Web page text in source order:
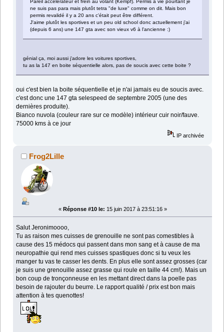
ne suis pas para mais plutôt tetra "de luxe" comme on dit. Mais bon
permis revalidé il y a 20 ans c'était peut être différent.
J'aime plutôt les sportives et un peu old school donc actuellement j'ai
(depuis 6 ans) une 147 gta avec son vieux v6 à l'ancienne :)
génial ça, moi aussi j'adore les voitures sportives,
tu as la 147 en boite séquentielle alors, pas de soucis avec cette boite ?
oui c'est bien la boite séquentielle et je n'ai jamais eu de soucis avec.
c'est donc une 147 gta selespeed de septembre 2005 (une des
dernières produite).
Bianco nuvola (couleur rare sur ce modèle) intérieur cuir noir/fauve.
75000 kms à ce jour
IP archivée
Frog2Lille
« Réponse #10 le: 15 juin 2017 à 23:51:16 »
Salut Jeronimoooo,
Tu as raison mes cuisses de grenouille ne sont pas comestibles à
cause des 15 médocs qui passent dans mon sang et à cause de ma
neuropathie qui rend mes cuisses spastiques donc si tu veux les
manger tu vas te casser les dents. En plus elle sont assez grosses (car
je suis une grenouille assez grasse qui roule en taille 44 cm!). Mais un
bon coup de tronçonneuse en les mettant direct dans la poelle pas
besoin de rajouter du beurre. Le rapport qualité / prix est bon mais
attention à tes quenottes!